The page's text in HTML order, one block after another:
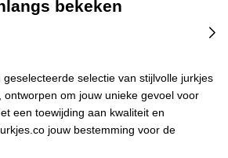
bekeken
selectie van stijlvolle jurkjes
ontworpen om jouw unieke gevoel voor
een toewijding aan kwaliteit en
jouw bestemming voor de